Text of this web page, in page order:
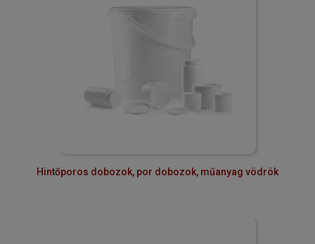
Hintőporos dobozok, por dobozok, műanyag vödrök